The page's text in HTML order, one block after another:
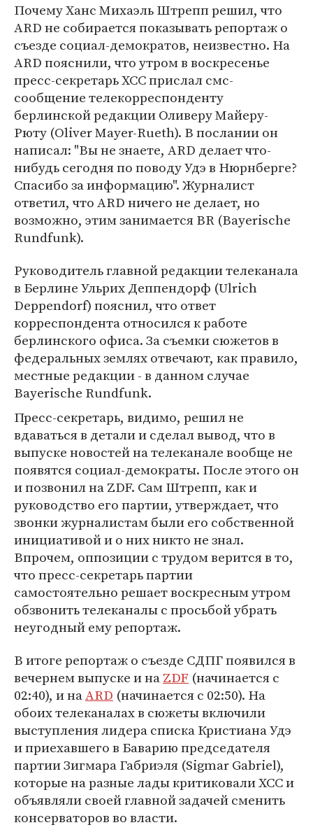
Почему Ханс Михаэль Штрепп решил, что
ARD не собирается показывать репортаж о
съезде социал-демократов, неизвестно. На
ARD пояснили, что утром в воскресенье
пресс-секретарь ХСС прислал смс-
сообщение телекорреспонденту
берлинской редакции Оливеру Майеру-
Рюту (Oliver Mayer-Rueth). В послании он
написал: "Вы не знаете, ARD делает что-
нибудь сегодня по поводу Удэ в Нюрнберге?
Спасибо за информацию". Журналист
ответил, что ARD ничего не делает, но
возможно, этим занимается BR (Bayerische
Rundfunk).
Руководитель главной редакции телеканала
в Берлине Ульрих Деппендорф (Ulrich
Deppendorf) пояснил, что ответ
корреспондента относился к работе
берлинского офиса. За съемки сюжетов в
федеральных землях отвечают, как правило,
местные редакции - в данном случае
Bayerische Rundfunk.
Пресс-секретарь, видимо, решил не
вдаваться в детали и сделал вывод, что в
выпуске новостей на телеканале вообще не
появятся социал-демократы. После этого он
и позвонил на ZDF. Сам Штрепп, как и
руководство его партии, утверждает, что
звонки журналистам были его собственной
инициативой и о них никто не знал.
Впрочем, оппозиции с трудом верится в то,
что пресс-секретарь партии
самостоятельно решает воскресным утром
обзвонить телеканалы с просьбой убрать
неугодный ему репортаж.
В итоге репортаж о съезде СДПГ появился в
вечернем выпуске и наZDF (начинается с
02:40), и наARD (начинается с 02:50). На
обоих телеканалах в сюжеты включили
выступления лидера списка Кристиана Удэ
и приехавшего в Баварию председателя
партии Зигмара Габриэля (Sigmar Gabriel),
которые на разные лады критиковали ХСС и
объявляли своей главной задачей сменить
консерваторов во власти.